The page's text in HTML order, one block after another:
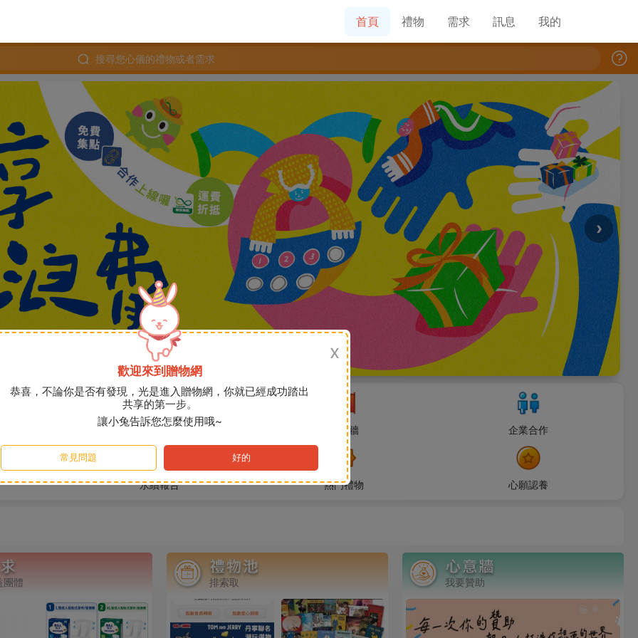
首頁 禮物 需求 訊息 我的
歡迎來到贈物網
恭喜，不論你是否有發現，光是進入贈物網，你就已經成功踏出
共享的第一步。
讓小兔告訴您怎麼使用哦~
x
常見問題 好的
搜尋您心儀的禮物或者需求
›
說說 感謝牆 企業合作
永續報告 熱門禮物 心願認養
集尚未兌換愛心發票-陪伴獨老
團體
排索取 我要贊助